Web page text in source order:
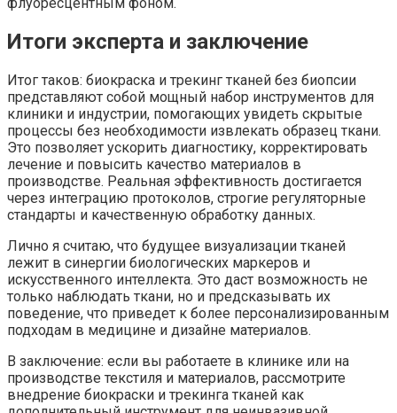
Итоги эксперта и заключение
Итог таков: биокраска и трекинг тканей без биопсии
представляют собой мощный набор инструментов для
клиники и индустрии, помогающих увидеть скрытые
процессы без необходимости извлекать образец ткани.
Это позволяет ускорить диагностику, корректировать
лечение и повысить качество материалов в
производстве. Реальная эффективность достигается
через интеграцию протоколов, строгие регуляторные
стандарты и качественную обработку данных.
Лично я считаю, что будущее визуализации тканей
лежит в синергии биологических маркеров и
искусственного интеллекта. Это даст возможность не
только наблюдать ткани, но и предсказывать их
поведение, что приведет к более персонализированным
подходам в медицине и дизайне материалов.
В заключение: если вы работаете в клинике или на
производстве текстиля и материалов, рассмотрите
внедрение биокраски и трекинга тканей как